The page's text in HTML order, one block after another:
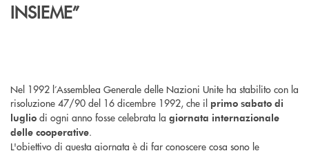
INSIEME”
Nel 1992 l’Assemblea Generale delle Nazioni Unite ha stabilito con la
risoluzione 47/90 del 16 dicembre 1992, che il primo sabato di
luglio di ogni anno fosse celebrata la giornata internazionale
delle cooperative.
L'obiettivo di questa giornata è di far conoscere cosa sono le